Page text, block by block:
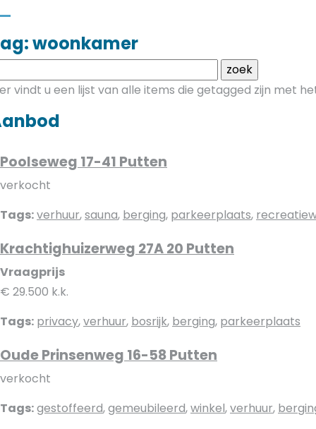
woonkamer
vindt u een lijst van alle items die getagged zijn met
Poolseweg 17-41 Putten
verkocht
Tags:verhuur,sauna, berging, parkeerplaats,
Krachtighuizerweg 27A 20 Putten
Vraagprijs
€ 29.500 k.k.
Tags: privacy,verhuur, bosrijk, berging, parkeerplaats
Oude Prinsenweg 16-58 Putten
verkocht
Tags:gestoffeerd,gemeubileerd,winkel,verhuur,